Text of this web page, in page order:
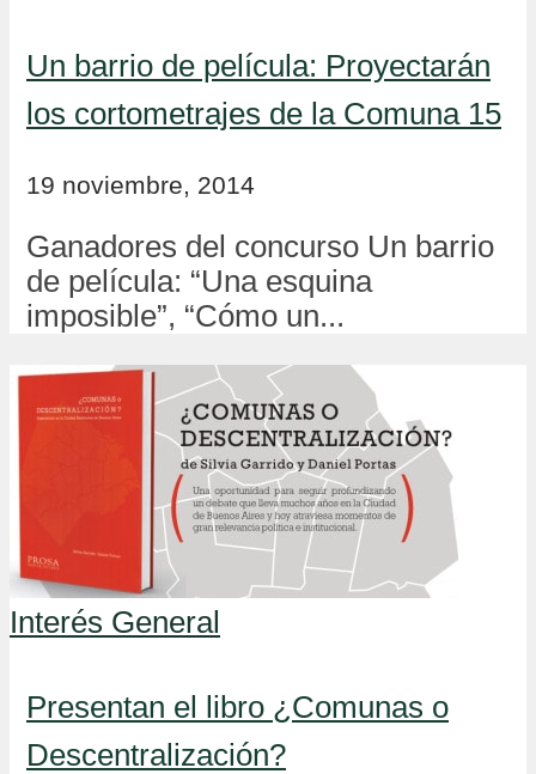
Un barrio de película: Proyectarán
los cortometrajes de la Comuna 15
19 noviembre, 2014
Ganadores del concurso Un barrio
de película: “Una esquina
imposible”, “Cómo un...
Interés General
Presentan el libro ¿Comunas o
Descentralización?